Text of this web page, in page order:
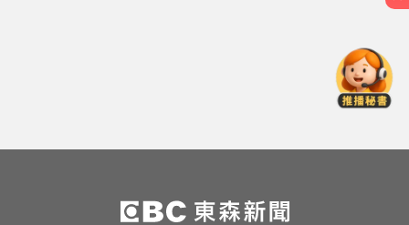
豪、許基宏動刀本季報銷
民進黨資深前輩辭世！前彰化市代
蔡裕昌罹癌 享壽71歲